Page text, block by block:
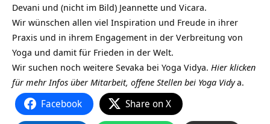
Devani und (nicht im Bild) Jeannette und Vicara.
Wir wünschen allen viel Inspiration und Freude in ihrer
Praxis und in ihrem Engagement in der Verbreitung von
Yoga und damit für Frieden in der Welt.
Wir suchen noch weitere Sevaka bei Yoga Vidya. Hier klicken
für mehr Infos über Mitarbeit, offene Stellen bei Yoga Vidya.
Facebook Share on X